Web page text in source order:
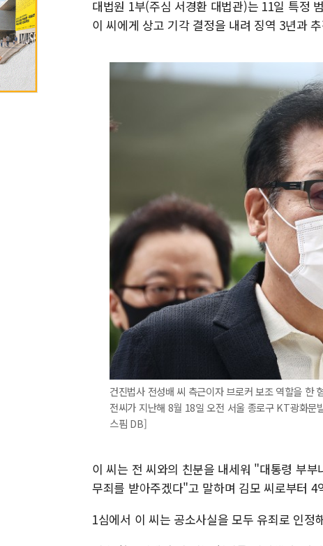
대법원 1부(주심 서경환 대법관)는 11일 특정
이 씨에게 상고 기각 결정을 내려 징역 3년과
건진법사 전성배 씨 측근이자 브로커 보조 역할을 한
전씨가 지난해 8월 18일 오전 서울 종로구 KT광화문
스핌 DB]
이 씨는 전 씨와의 친분을 내세워 "대통령 부
무죄를 받아주겠다"고 말하며 김모 씨로부터
1심에서 이 씨는 공소사실을 모두 유죄로 인